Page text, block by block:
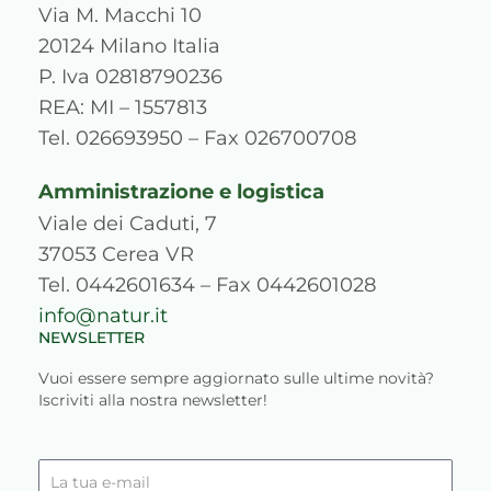
a
g
r
a
m
b
o
o
k
e
s
Via M. Macchi 10
20124 Milano Italia
P. Iva 02818790236
REA: MI – 1557813
Tel. 026693950 – Fax 026700708
Amministrazione e logistica
Viale dei Caduti, 7
37053 Cerea VR
Tel. 0442601634 – Fax 0442601028
info@natur.it
NEWSLETTER
Vuoi essere sempre aggiornato sulle ultime novità?
Iscriviti alla nostra newsletter!